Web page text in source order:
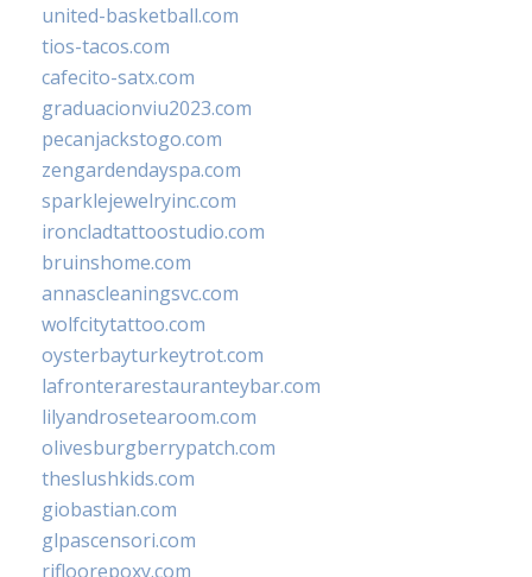
united-basketball.com
tios-tacos.com
cafecito-satx.com
graduacionviu2023.com
pecanjackstogo.com
zengardendayspa.com
sparklejewelryinc.com
ironcladtattoostudio.com
bruinshome.com
annascleaningsvc.com
wolfcitytattoo.com
oysterbayturkeytrot.com
lafronterarestauranteybar.com
lilyandrosetearoom.com
olivesburgberrypatch.com
theslushkids.com
giobastian.com
glpascensori.com
rifloorepoxy.com